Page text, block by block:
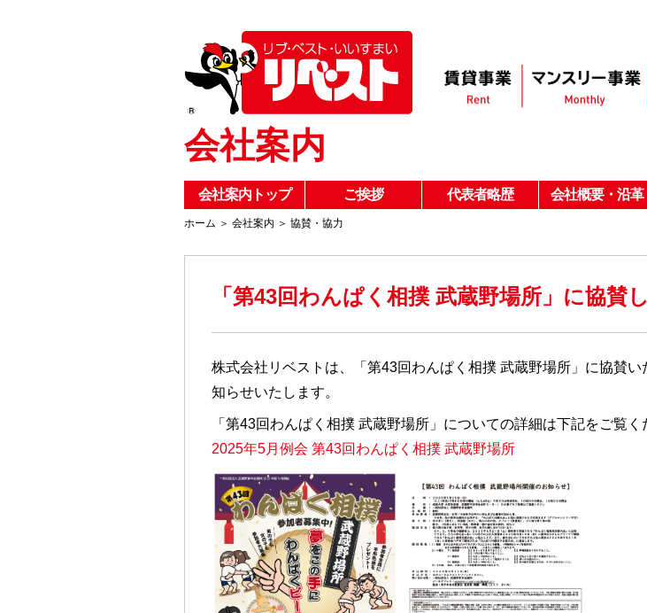
会社案内
会社案内トップ ご挨拶 代表者略歴 会社概要・沿革
ホーム ＞ 会社案内 ＞ 協賛・協力
「第43回わんぱく相撲 武蔵野場所」に協賛
株式会社リベストは、「第43回わんぱく相撲 武蔵野場所」に協賛い
知らせいたします。
「第43回わんぱく相撲 武蔵野場所」についての詳細は下記をご覧く
2025年5月例会 第43回わんぱく相撲 武蔵野場所